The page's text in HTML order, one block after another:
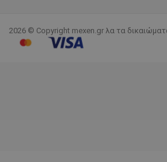
2026 © Copyright mexen.gr λα τα